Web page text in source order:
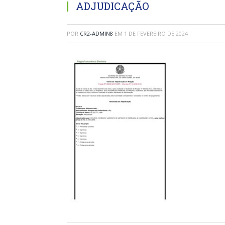
ADJUDICAÇÃO
POR CR2-ADMIN8 EM 1 DE FEVEREIRO DE 2024